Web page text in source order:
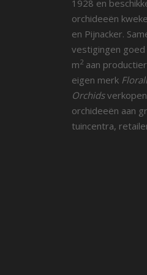
1928 en
orchideeën
en Pijnacker.
vestigingen
m2 aan
eigen merk
Orchids
orchideeën aan
tuincentra,